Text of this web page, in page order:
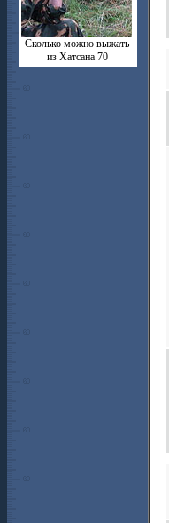
Сколько можно выжать
из Хатсана 70